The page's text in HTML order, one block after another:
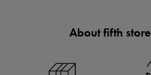
About fifth store